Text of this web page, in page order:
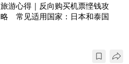
旅游心得｜反向购买机票悭钱攻
略 常见适用国家：日本和泰国